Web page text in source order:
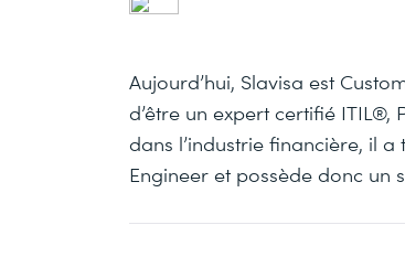
Aujourd’hui, Slavisa est
d’être un expert certifié ITIL®,
dans l’industrie financière, il
Engineer et possède donc